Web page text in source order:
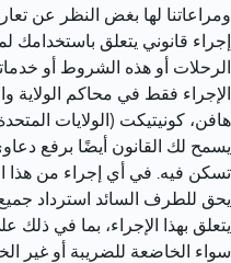
ومراعاتنا لها بغض النظر عن
إجراء قانوني يتعلق باستخدامك
الرحلات أو هذه الشروط أو
الإجراء فقط في محاكم الولاية
هافن، كونيتيكت (الولايات
يسمح لك القانون أيضًا برفع
تسكن فيه. في أي إجراء من هذا
يحق للطرف السائد استرداد جميع
يتعلق بهذا الإجراء، بما في ذلك
سواء الخاضعة للضريبة أو غير